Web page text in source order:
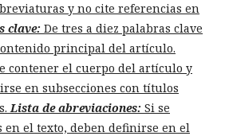
y no cite referencias en
clave: De tres a diez palabras clave
principal del artículo.
contener el cuerpo del artículo y
en subsecciones con títulos
Lista de abreviaciones: Si se
el texto, deben definirse en el